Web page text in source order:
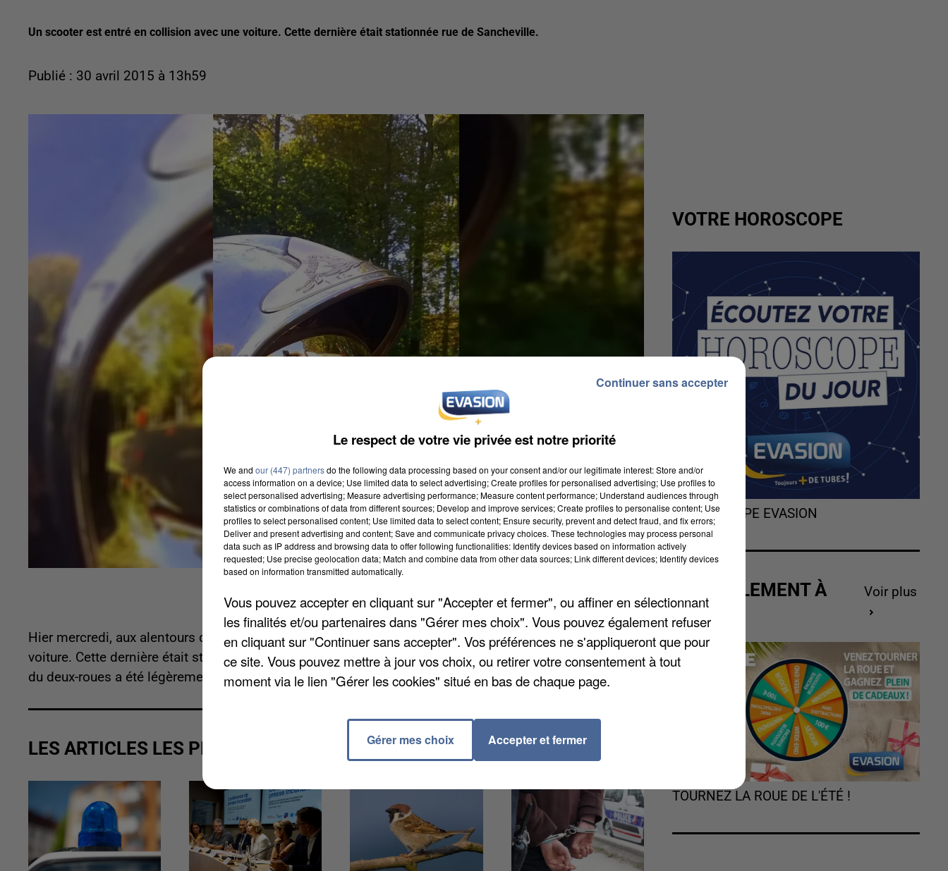
Un scooter est entré en collision avec une voiture. Cette dernière était stationnée rue de Sancheville.
Publié : 30 avril 2015 à 13h59
Hier mercredi, aux alentours de 15 heures, à Châteaudun, un scooter est entré en collision avec une
voiture. Cette dernière était stationnée rue de Sancheville. Le jeune de 24 ans qui était aux commandes
du deux-roues a été légèrement blessé.
LES ARTICLES LES PLUS VUS
VOTRE HOROSCOPE
L'HOROSCOPE EVASION
ACTUELLEMENT À
GAGNER
Voir plus
TOURNEZ LA ROUE DE L'ÉTÉ !
Le respect de votre vie privée est notre priorité
We and our (447) partnersdo the following data processing based on your consent and/or our legitimate interest: Store and/or
access information on a device; Use limited data to select advertising; Create profiles for personalised advertising; Use profiles to
select personalised advertising; Measure advertising performance; Measure content performance; Understand audiences through
statistics or combinations of data from different sources; Develop and improve services; Create profiles to personalise content; Use
profiles to select personalised content; Use limited data to select content; Ensure security, prevent and detect fraud, and fix errors;
Deliver and present advertising and content; Save and communicate privacy choices. These technologies may process personal
data such as IP address and browsing data to offer following functionalities: Identify devices based on information actively
requested; Use precise geolocation data; Match and combine data from other data sources; Link different devices; Identify devices
based on information transmitted automatically.
Vous pouvez accepter en cliquant sur "Accepter et fermer", ou affiner en sélectionnant
les finalités et/ou partenaires dans "Gérer mes choix". Vous pouvez également refuser
en cliquant sur "Continuer sans accepter". Vos préférences ne s'appliqueront que pour
ce site. Vous pouvez mettre à jour vos choix, ou retirer votre consentement à tout
moment via le lien "Gérer les cookies" situé en bas de chaque page.
Gérer mes choix Accepter et fermer
Continuer sans accepter